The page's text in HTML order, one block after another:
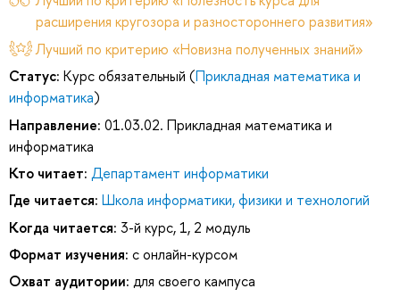
расширения кругозора и разностороннего развития»
Лучший по критерию «Новизна полученных знаний»
Статус: Курс обязательный (Прикладная математика и
информатика)
Направление: 01.03.02. Прикладная математика и
информатика
Кто читает: Департамент информатики
Где читается: Школа информатики, физики и технологий
Когда читается: 3-й курс, 1, 2 модуль
Формат изучения: с онлайн-курсом
Охват аудитории: для своего кампуса